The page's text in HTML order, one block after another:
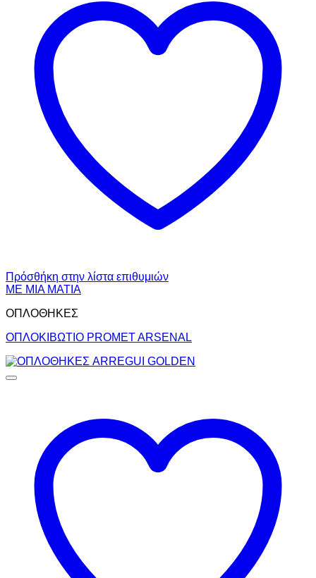
Πρόσθήκη στην λίστα επιθυμιών
ΜΕ ΜΙΑ ΜΑΤΙΑ
ΟΠΛΟΘΗΚΕΣ
ΟΠΛΟΚΙΒΩΤΙΟ PROMET ARSENAL